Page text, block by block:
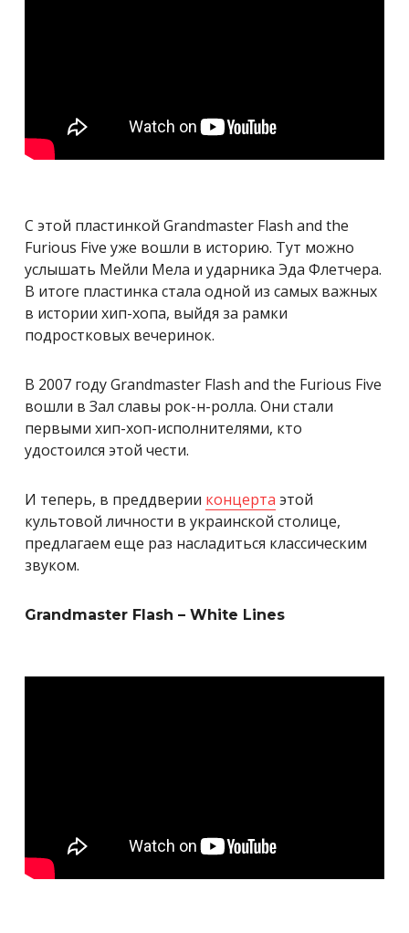
С этой пластинкой Grandmaster Flash and the
Furious Five уже вошли в историю. Тут можно
услышать Мейли Мела и ударника Эда Флетчера.
В итоге пластинка стала одной из самых важных
в истории хип-хопа, выйдя за рамки
подростковых вечеринок.
В 2007 году Grandmaster Flash and the Furious Five
вошли в Зал славы рок-н-ролла. Они стали
первыми хип-хоп-исполнителями, кто
удостоился этой чести.
И теперь, в преддверии концерта этой
культовой личности в украинской столице,
предлагаем еще раз насладиться классическим
звуком.
Grandmaster Flash – White Lines